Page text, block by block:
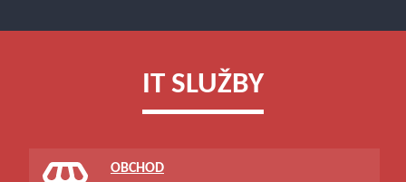
IT SLUŽBY
OBCHOD